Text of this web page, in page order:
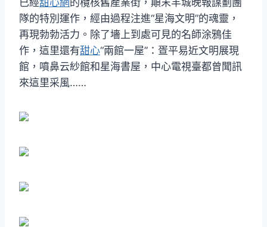
隊的特別運作，經由過程注進“星海文明”的魂靈，
再現勃勃活力。除了墻上到處可見的名師涂鴉佳
作，這里還有甜心“兩館一屋”：疍平易近文明展現
館，噴鼻云紗館和星海書屋，中心電視臺都曾聞訊
來這里采風……